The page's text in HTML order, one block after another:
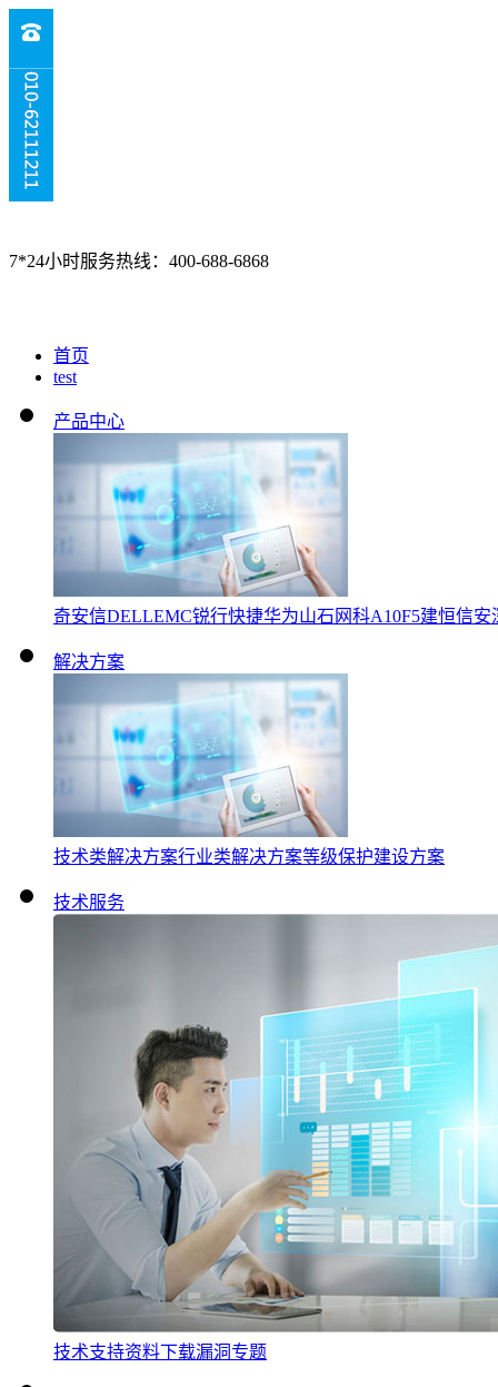
7*24小时服务热线：400-688-6868
首页
test
产品中心
奇安信DELLEMC锐行快捷华为山石网科A10F5建恒信安
解决方案
技术类解决方案行业类解决方案等级保护建设方案
技术服务
技术支持资料下载漏洞专题